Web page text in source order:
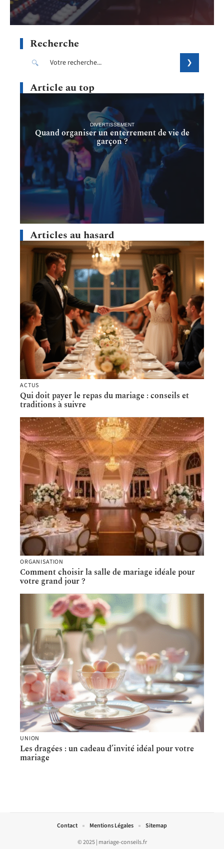
Recherche
Article au top
DIVERTISSEMENT
Quand organiser un enterrement de vie de
garçon ?
Articles au hasard
ACTUS
Qui doit payer le repas du mariage : conseils et
traditions à suivre
ORGANISATION
Comment choisir la salle de mariage idéale pour
votre grand jour ?
UNION
Les dragées : un cadeau d’invité idéal pour votre
mariage
© 2025 | mariage-conseils.fr
Contact Mentions Légales Sitemap